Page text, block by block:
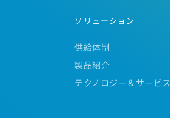
ソリューション
供給体制
製品紹介
テクノロジー＆サービス